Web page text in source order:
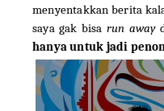
menyentakkan berita
saya gak bisa run away
hanya untuk jadi